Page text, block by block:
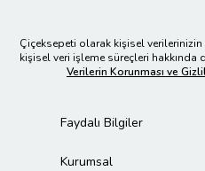
Çiçeksepeti olarak kişisel
kişisel veri işleme süreçleri
Verilerin Korunması ve
Faydalı Bilgiler
Kurumsal